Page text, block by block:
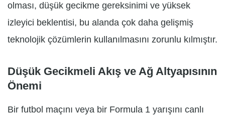
olması, düşük gecikme gereksinimi ve yüksek
izleyici beklentisi, bu alanda çok daha gelişmiş
teknolojik çözümlerin kullanılmasını zorunlu kılmıştır.
Düşük Gecikmeli Akış ve Ağ Altyapısının
Önemi
Bir futbol maçını veya bir Formula 1 yarışını canlı